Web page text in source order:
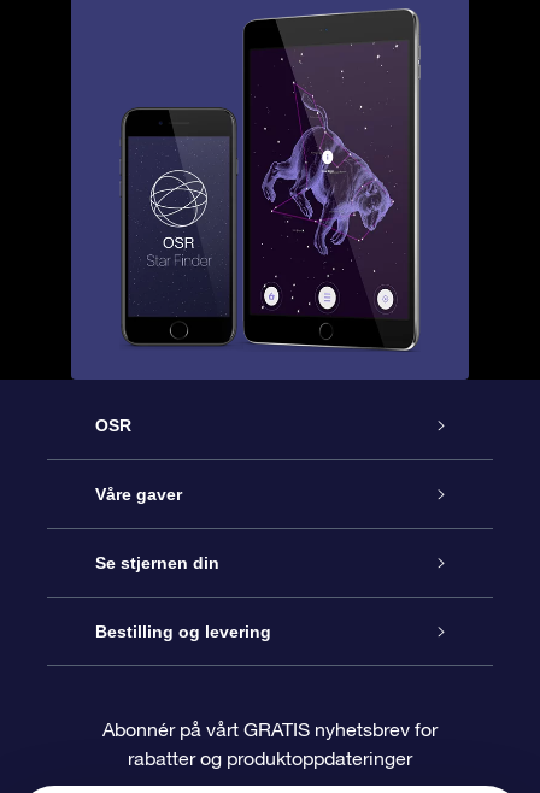
OSR
Kundeservice
Kontakt oss
Bloggen
Anmeldelser
Våre gaver
Online Stjernegave
OSR Gavepakke
OSR-gavekortet
Se stjernen din
Star Register
Pesontilpasset stjerneside
Bestilling og levering
Betalingsinformasjon
Abonnér på vårt GRATIS nyhetsbrev for
rabatter og produktoppdateringer